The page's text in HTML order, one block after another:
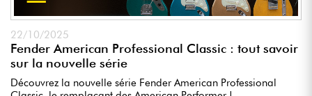
22/10/2025
Fender American Professional Classic : tout savoir
sur la nouvelle série
Découvrez la nouvelle série Fender American Professional